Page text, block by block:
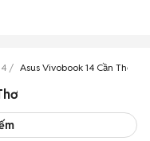
Asus Vivobook 14 Cần Thơ